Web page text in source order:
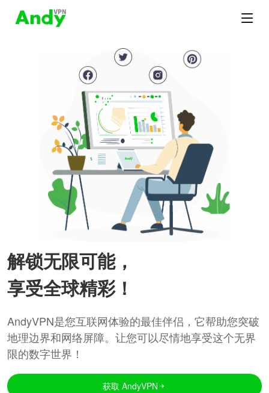
解锁无限可能，
享受全球精彩！
AndyVPN是您互联网体验的最佳伴侣，它帮助您突破
地理边界和网络屏障。让您可以尽情地享受这个无界
限的数字世界！
获取 AndyVPN